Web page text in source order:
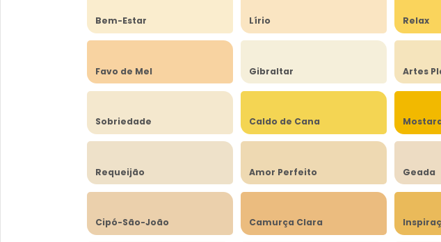
Bem-Estar Lírio Relax
Favo de Mel Gibraltar Artes
Sobriedade Caldo de Cana
Requeijão Amor Perfeito Geada
Cipó-São-João Camurça Clara